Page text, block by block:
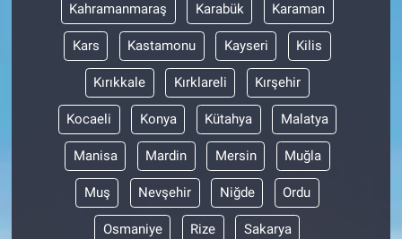
Kahramanmaraş Karabük Karaman
Kars Kastamonu Kayseri Kilis
Kırıkkale Kırklareli Kırşehir
Kocaeli Konya Kütahya Malatya
Manisa Mardin Mersin Muğla
Muş Nevşehir Niğde Ordu
Osmaniye Rize Sakarya